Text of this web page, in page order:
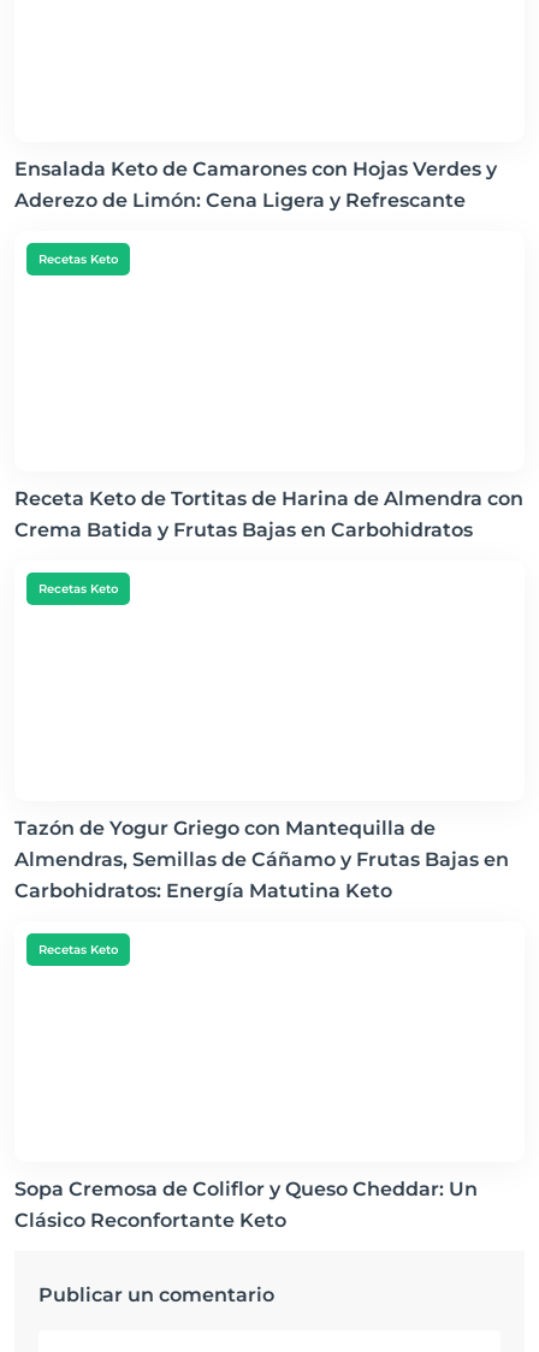
Ensalada Keto de Camarones con Hojas Verdes y
Aderezo de Limón: Cena Ligera y Refrescante
Recetas Keto
Receta Keto de Tortitas de Harina de Almendra con
Crema Batida y Frutas Bajas en Carbohidratos
Recetas Keto
Tazón de Yogur Griego con Mantequilla de
Almendras, Semillas de Cáñamo y Frutas Bajas en
Carbohidratos: Energía Matutina Keto
Recetas Keto
Sopa Cremosa de Coliflor y Queso Cheddar: Un
Clásico Reconfortante Keto
Publicar un comentario